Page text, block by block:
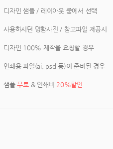
디자인 샘플 / 레이아웃 중에서 선택
사용하시던 명함사진 / 참고파일 제공시
디자인 100% 제작을 요청할 경우
인쇄용 파일(ai, psd 등)이 준비된 경우
샘플 무료 & 인쇄비 20%할인